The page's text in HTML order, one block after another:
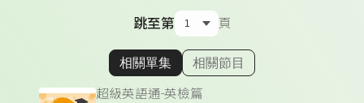
跳至第 頁
顯示相關單集
相關單集 相關節目
超級英語通-英檢篇